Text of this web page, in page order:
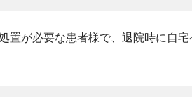
が必要な患者様で、退院時に自